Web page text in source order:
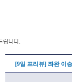
립니다.
[9일 프리뷰] 좌완 이